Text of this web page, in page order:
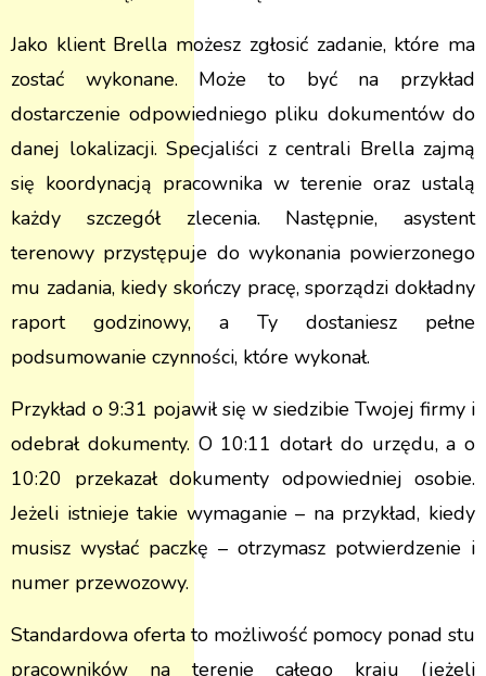
Jako klient Brella możesz zgłosić zadanie, które ma
zostać wykonane. Może to być na przykład
dostarczenie odpowiedniego pliku dokumentów do
danej lokalizacji. Specjaliści z centrali Brella zajmą
się koordynacją pracownika w terenie oraz ustalą
każdy szczegół zlecenia. Następnie, asystent
terenowy przystępuje do wykonania powierzonego
mu zadania, kiedy skończy pracę, sporządzi dokładny
raport godzinowy, a Ty dostaniesz pełne
podsumowanie czynności, które wykonał.
Przykład o 9:31 pojawił się w siedzibie Twojej firmy i
odebrał dokumenty. O 10:11 dotarł do urzędu, a o
10:20 przekazał dokumenty odpowiedniej osobie.
Jeżeli istnieje takie wymaganie – na przykład, kiedy
musisz wysłać paczkę – otrzymasz potwierdzenie i
numer przewozowy.
Standardowa oferta to możliwość pomocy ponad stu
pracowników na terenie całego kraju (jeżeli